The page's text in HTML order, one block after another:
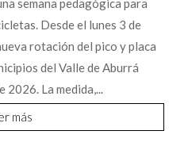
semana pedagógica para
Desde el lunes 3 de
rotación del pico y placa
del Valle de Aburrá
2026. La medida,...
más